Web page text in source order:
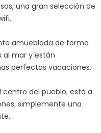
una gran selección de
amueblada de forma
al mar y están
perfectas vacaciones.
centro del pueblo, está a
simplemente una